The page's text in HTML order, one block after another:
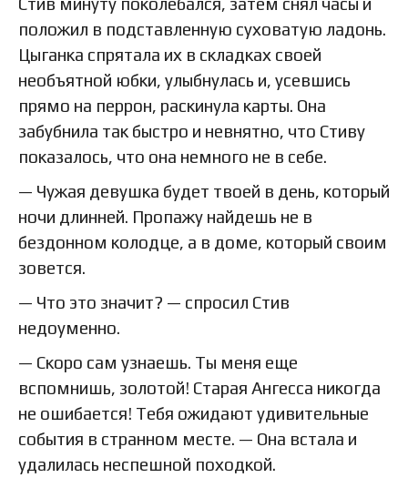
положил в подставленную суховатую ладонь.
Цыганка спрятала их в складках своей
необъятной юбки, улыбнулась и, усевшись
прямо на перрон, раскинула карты. Она
забубнила так быстро и невнятно, что Стиву
показалось, что она немного не в себе.
— Чужая девушка будет твоей в день, который
ночи длинней. Пропажу найдешь не в
бездонном колодце, а в доме, который своим
зовется.
— Что это значит? — спросил Стив
недоуменно.
— Скоро сам узнаешь. Ты меня еще
вспомнишь, золотой! Старая Ангесса никогда
не ошибается! Тебя ожидают удивительные
события в странном месте. — Она встала и
удалилась неспешной походкой.